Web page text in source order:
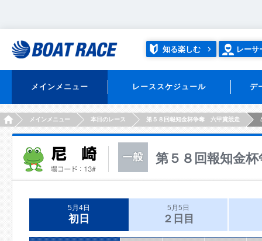
知る楽しむ レーサ
メインメニュー レーススケジュール デ
HOMEメインメニュー 本日のレース 第５８回報知金杯争奪 六甲賞競走
第５８回報知金
5月4日
初日
5月5日
２日目